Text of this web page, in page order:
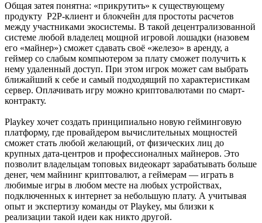
Общая затея понятна: «прикрутить» к существующему
продукту P2P-клиент и блокчейн для простоты расчетов
между участниками экосистемы. В такой децентрализованной
системе любой владелец мощной игровой лошадки (назовем
его «майнер») сможет сдавать своё «железо» в аренду, а
геймер со слабым компьютером за плату сможет получить к
нему удаленный доступ. При этом игрок может сам выбрать
ближайший к себе и самый подходящий по характеристикам
сервер. Оплачивать игру можно криптовалютами по смарт-
контракту.
Playkey хочет создать принципиально новую гейминговую
платформу, где провайдером вычислительных мощностей
сможет стать любой желающий, от физических лиц до
крупных дата-центров и профессионалных майнеров. Это
позволит владельцам топовых видеокарт зарабатывать больше
денег, чем майнинг криптовалют, а геймерам — играть в
любимые игры в любом месте на любых устройствах,
подключенных к интернет за небольшую плату. А учитывая
опыт и экспертизу команды от Playkey, мы близки к
реализации такой идеи как никто другой.